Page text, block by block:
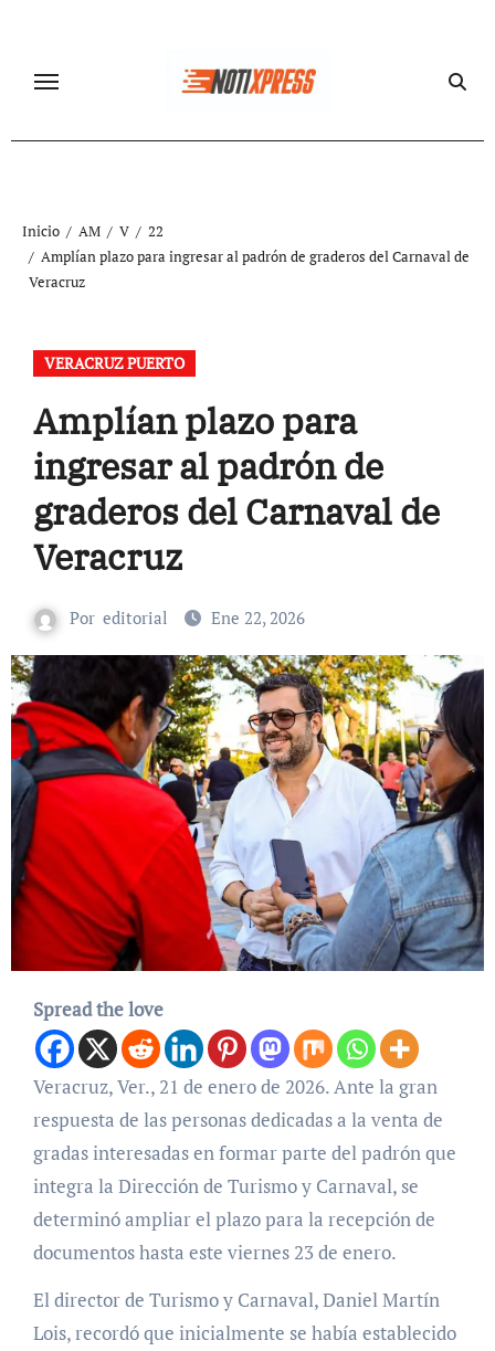
contenido
Inicio AM V
22
Amplían plazo para ingresar al padrón de graderos del Carnaval de
Veracruz
VERACRUZ PUERTO
Amplían plazo para
ingresar al padrón de
graderos del Carnaval de
Veracruz
Por editorial Ene 22, 2026
Spread the love
Veracruz, Ver., 21 de enero de 2026. Ante la gran
respuesta de las personas dedicadas a la venta de
gradas interesadas en formar parte del padrón que
integra la Dirección de Turismo y Carnaval, se
determinó ampliar el plazo para la recepción de
documentos hasta este viernes 23 de enero.
El director de Turismo y Carnaval, Daniel Martín
Lois, recordó que inicialmente se había establecido